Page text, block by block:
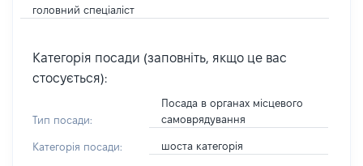
головний спеціаліст
Категорія посади (заповніть, якщо це вас
стосується):
Тип посади:
Посада в органах місцевого
самоврядування
Категорія посади: шоста категорія